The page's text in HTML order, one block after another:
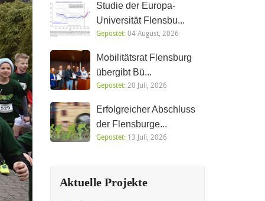
Studie der Europa-
Universität Flensbu...
Gepostet:04 August, 2026
Mobilitätsrat Flensburg
übergibt Bü...
Gepostet:20 Juli, 2026
Erfolgreicher Abschluss
der Flensburge...
Gepostet:13 Juli, 2026
Aktuelle Projekte